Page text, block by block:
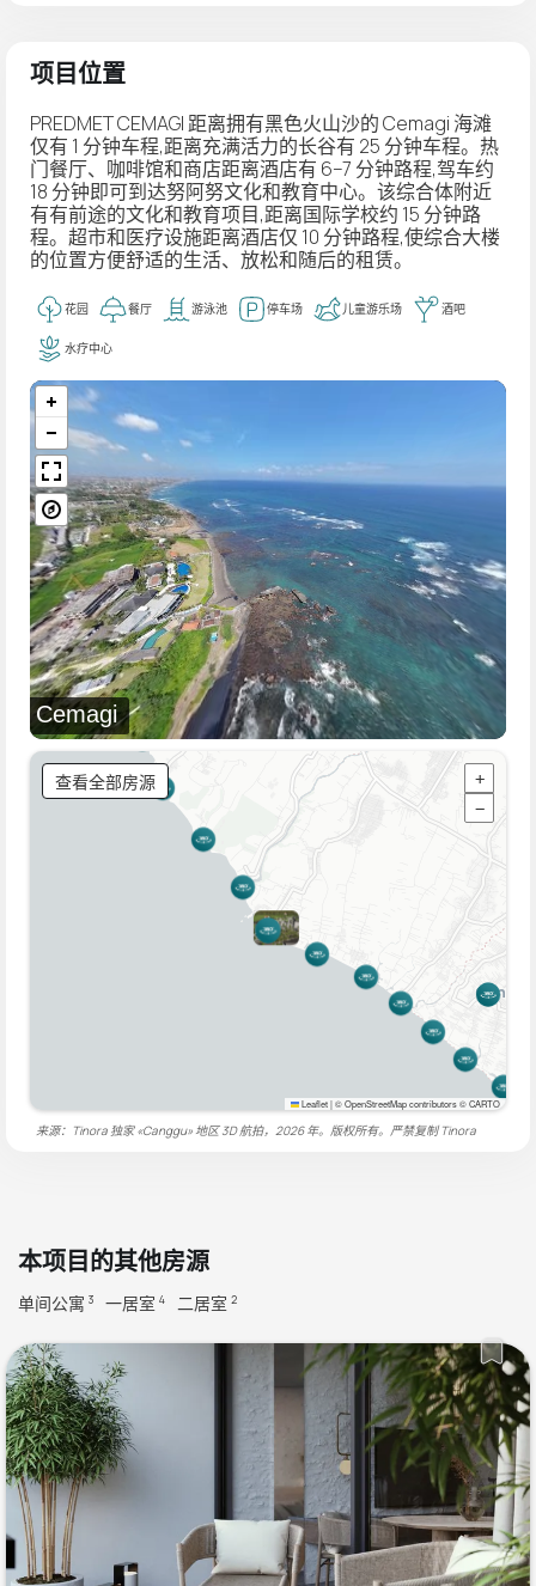
项目位置
PREDMET CEMAGI 距离拥有黑色火山沙的 Cemagi 海滩
仅有 1 分钟车程,距离充满活力的长谷有 25 分钟车程。热
门餐厅、咖啡馆和商店距离酒店有 6–7 分钟路程,驾车约
18 分钟即可到达努阿努文化和教育中心。该综合体附近
有有前途的文化和教育项目,距离国际学校约 15 分钟路
程。超市和医疗设施距离酒店仅 10 分钟路程,使综合大楼
的位置方便舒适的生活、放松和随后的租赁。
花园 餐厅 游泳池 停车场 儿童游乐场 酒吧
水疗中心
Cemagi
查看全部房源
+
−
Leaflet|© OpenStreetMap contributors © CARTO
来源：Tinora 独家 «Canggu» 地区 3D 航拍，2026 年。版权所有。严禁复制Tinora
本项目的其他房源
单间公寓 3 一居室 4 二居室 2